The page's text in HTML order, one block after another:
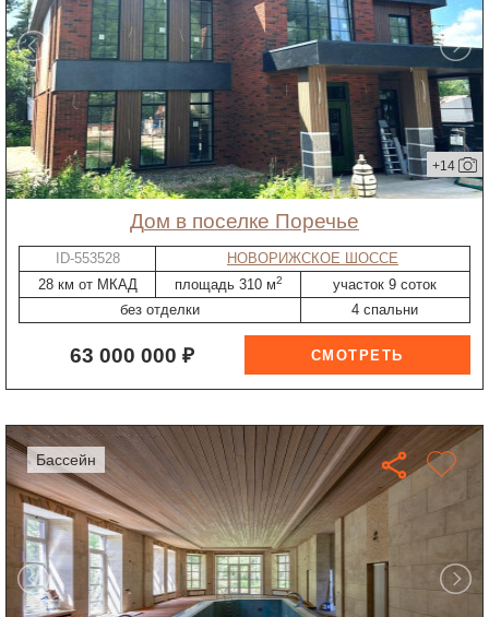
+14
дом в поселке Поречье
ID-553528
НОВОРИЖСКОЕ ШОССЕ
28 км от МКАД
площадь 310 м2
участок 9 соток
без отделки
4 спальни
63 000 000 ₽
бассейн